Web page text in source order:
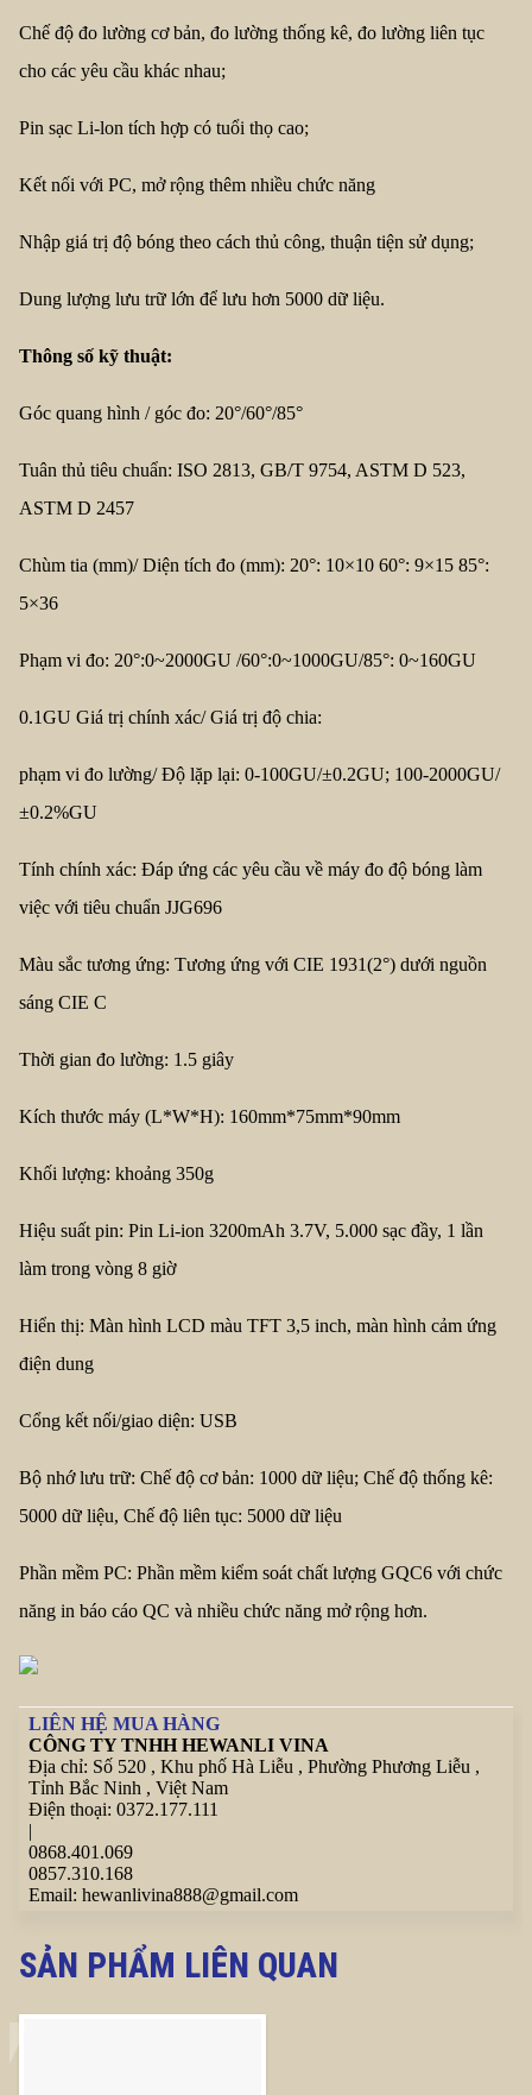
Chế độ đo lường cơ bản, đo lường thống kê, đo lường liên tục
cho các yêu cầu khác nhau;
Pin sạc Li-lon tích hợp có tuổi thọ cao;
Kết nối với PC, mở rộng thêm nhiều chức năng
Nhập giá trị độ bóng theo cách thủ công, thuận tiện sử dụng;
Dung lượng lưu trữ lớn để lưu hơn 5000 dữ liệu.
Thông số kỹ thuật:
Góc quang hình / góc đo: 20°/60°/85°
Tuân thủ tiêu chuẩn: ISO 2813, GB/T 9754, ASTM D 523,
ASTM D 2457
Chùm tia (mm)/ Diện tích đo (mm): 20°: 10×10 60°: 9×15 85°:
5×36
Phạm vi đo: 20°:0~2000GU /60°:0~1000GU/85°: 0~160GU
0.1GU Giá trị chính xác/ Giá trị độ chia:
phạm vi đo lường/ Độ lặp lại: 0-100GU/±0.2GU; 100-2000GU/
±0.2%GU
Tính chính xác: Đáp ứng các yêu cầu về máy đo độ bóng làm
việc với tiêu chuẩn JJG696
Màu sắc tương ứng: Tương ứng với CIE 1931(2°) dưới nguồn
sáng CIE C
Thời gian đo lường: 1.5 giây
Kích thước máy (L*W*H): 160mm*75mm*90mm
Khối lượng: khoảng 350g
Hiệu suất pin: Pin Li-ion 3200mAh 3.7V, 5.000 sạc đầy, 1 lần
làm trong vòng 8 giờ
Hiển thị: Màn hình LCD màu TFT 3,5 inch, màn hình cảm ứng
điện dung
Cổng kết nối/giao diện: USB
Bộ nhớ lưu trữ: Chế độ cơ bản: 1000 dữ liệu; Chế độ thống kê:
5000 dữ liệu, Chế độ liên tục: 5000 dữ liệu
Phần mềm PC: Phần mềm kiểm soát chất lượng GQC6 với chức
năng in báo cáo QC và nhiều chức năng mở rộng hơn.
LIÊN HỆ MUA HÀNG
CÔNG TY TNHH HEWANLI VINA
Địa chỉ: Số 520 , Khu phố Hà Liễu , Phường Phương Liễu ,
Tỉnh Bắc Ninh , Việt Nam
Điện thoại: 0372.177.111
|
0868.401.069
0857.310.168
Email: hewanlivina888@gmail.com
SẢN PHẨM LIÊN QUAN